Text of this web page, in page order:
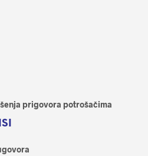
prigovora potrošačima